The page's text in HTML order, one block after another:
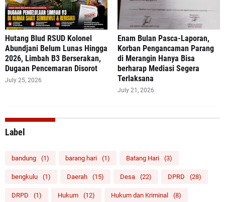
‎Hutang Blud RSUD Kolonel
Abundjani Belum Lunas Hingga
2026, Limbah B3 Berserakan,
Dugaan Pencemaran Disorot
July 25, 2026
Enam Bulan Pasca-Laporan,
Korban Pengancaman Parang
di Merangin Hanya Bisa
berharap Mediasi Segera
Terlaksana
July 21, 2026
Label
bandung (1) barang hari (1) Batang Hari (3)
bengkulu (1) Daerah (15) Desa (22) DPRD (28)
DRPD (1) Hukum (12) Hukum dan Kriminal (8)